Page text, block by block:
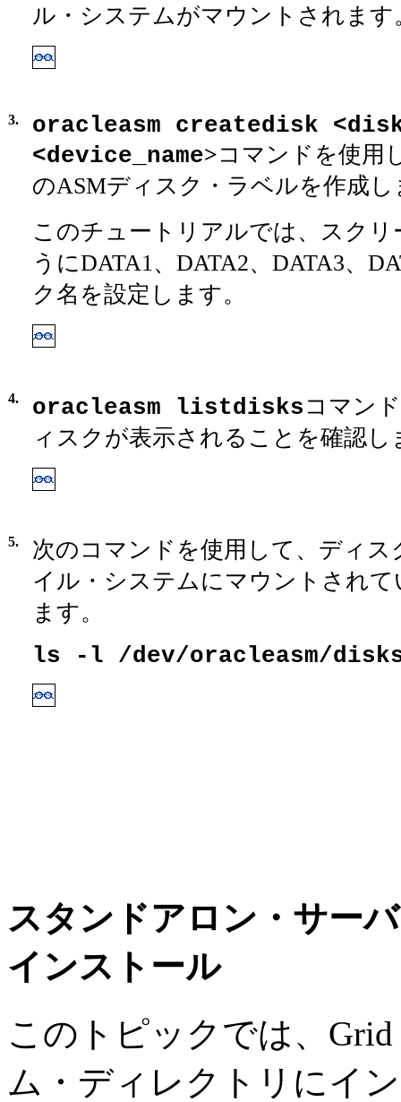
ル・システムがマウントされます
3.
oracleasm createdisk
<device_name>コマンドを使用
のASMディスク・ラベルを作成し
このチュートリアルでは、スク
うにDATA1、DATA2、DATA3、
ク名を設定します。
4. oracleasm listdisks コマン
ィスクが表示されることを確認し
5.
次のコマンドを使用して、ディス
イル・システムにマウントされ
ます。
ls -l /dev/oracleasm/
スタンドアロン・サー
インストール
このトピックでは、
ム・ディレクトリにイ